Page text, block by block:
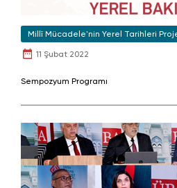
Millî Mücadele'nin Yerel Tarihleri
11 Şubat 2022
Sempozyum Programı